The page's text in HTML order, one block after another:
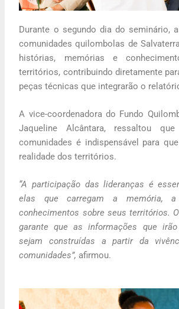
Durante o segundo dia do seminário,
comunidades quilombolas de
histórias, memórias e
territórios, contribuindo diretamente
peças técnicas que integrarão o
A vice-coordenadora do Fundo
Jaqueline Alcântara, ressaltou
comunidades é indispensável para
realidade dos territórios.
“A participação das lideranças é
elas que carregam a memória,
conhecimentos sobre seus territórios.
garante que as informações que
sejam construídas a partir da
comunidades”, afirmou.